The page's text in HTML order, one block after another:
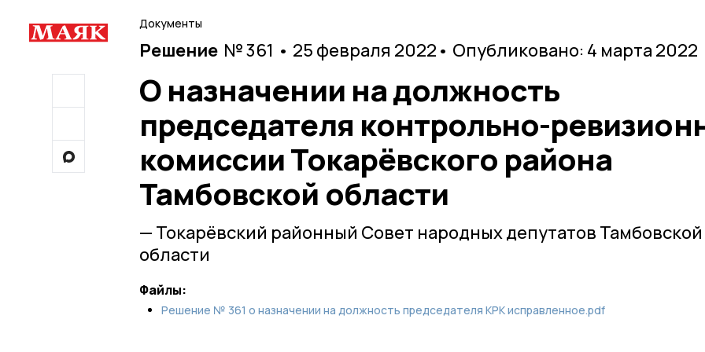
Документы
Решение № 361 • 25 февраля 2022 • Опубликовано: 4 марта 2022
О назначении на должность
председателя контрольно-
комиссии Токарёвского района
Тамбовской области
— Токарёвский районный Совет народных депутатов Тамбовской
области
Файлы:
Решение № 361 о назначении на должность председателя КРК исправленное.pdf